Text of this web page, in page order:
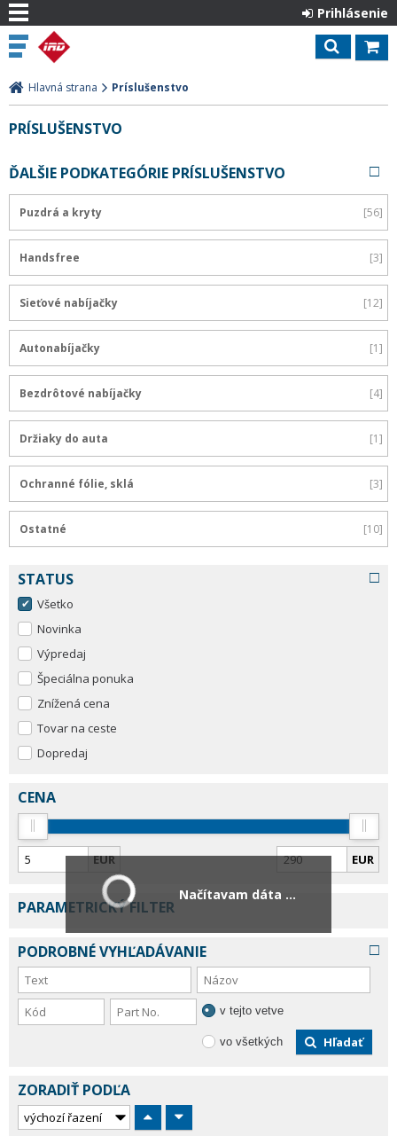
Prihlásenie
Hlavná strana Príslušenstvo
PRÍSLUŠENSTVO
ĎALŠIE PODKATEGÓRIE PRÍSLUŠENSTVO
Puzdrá a kryty 56
Handsfree 3
Sieťové nabíjačky 12
Autonabíjačky 1
Bezdrôtové nabíjačky 4
Držiaky do auta 1
Ochranné fólie, sklá 3
Ostatné 10
STATUS
Všetko
Novinka
Výpredaj
Špeciálna ponuka
Znížená cena
Tovar na ceste
Dopredaj
CENA
EUR EUR
PARAMETRICKÝ FILTER
PODROBNÉ VYHĽADÁVANIE
v tejto vetve
vo všetkých Hľadať
ZORADIŤ PODĽA
Načítavam dáta ...